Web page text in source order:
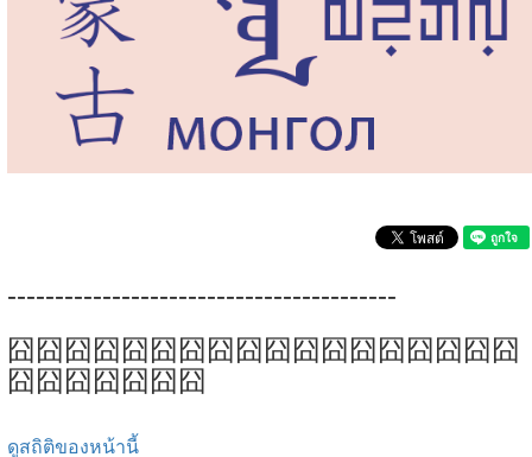
-----------------------------------------
囧囧囧囧囧囧囧囧囧囧囧囧囧囧囧囧囧囧
囧囧囧囧囧囧囧
ดูสถิติของหน้านี้